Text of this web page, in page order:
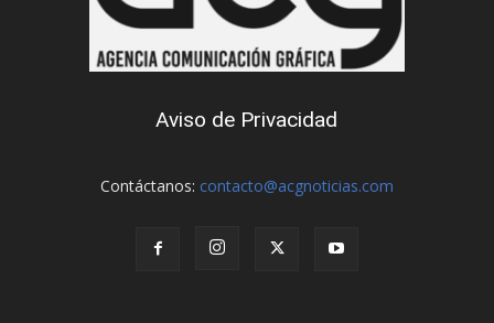
Aviso de Privacidad
Contáctanos: contacto@acgnoticias.com